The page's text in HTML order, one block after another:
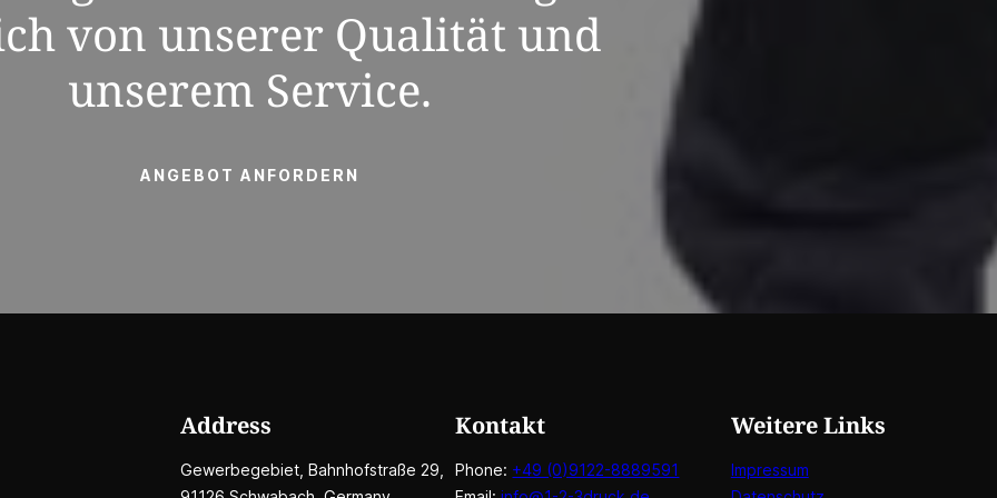
von unserer Qualität und
unserem Service.
ANGEBOT ANFORDERN
Address
Gewerbegebiet, Bahnhofstraße 29,
Kontakt
Phone: +49 (0)9122-8889591
Weitere Links
Impressum